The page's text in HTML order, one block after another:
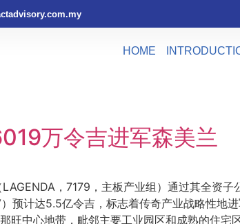
HOME
万令吉进军森美兰
LAGENDA，7179，主板产业组）通过其全资
预计达5.5亿令吉，标志着传奇产业战略性地
旺中心地带，毗邻主要工业园区和成熟的住